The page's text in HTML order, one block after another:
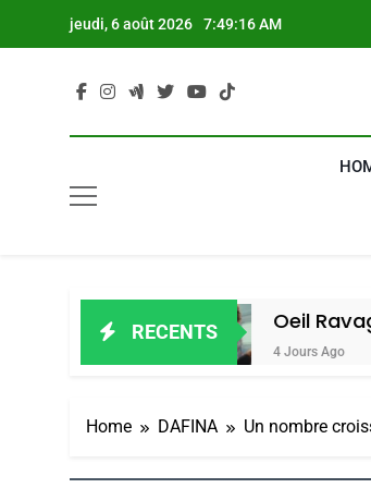
jeudi, 6 août 2026 7:49:18 AM
RECENTS
Oeil Ravageur –
Home DAFINA Un nombre